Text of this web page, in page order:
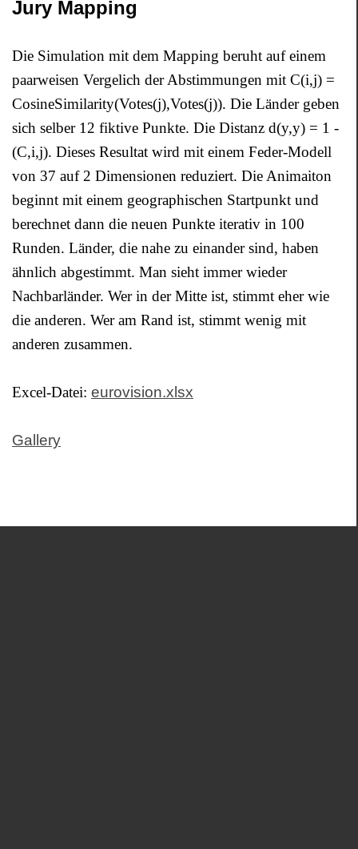
Jury Mapping
Die Simulation mit dem Mapping beruht auf einem
paarweisen Vergelich der Abstimmungen mit C(i,j) =
CosineSimilarity(Votes(j),Votes(j)). Die Länder geben
sich selber 12 fiktive Punkte. Die Distanz d(y,y) = 1 -
(C,i,j). Dieses Resultat wird mit einem Feder-Modell
von 37 auf 2 Dimensionen reduziert. Die Animaiton
beginnt mit einem geographischen Startpunkt und
berechnet dann die neuen Punkte iterativ in 100
Runden. Länder, die nahe zu einander sind, haben
ähnlich abgestimmt. Man sieht immer wieder
Nachbarländer. Wer in der Mitte ist, stimmt eher wie
die anderen. Wer am Rand ist, stimmt wenig mit
anderen zusammen.
Excel-Datei: eurovision.xlsx
Gallery